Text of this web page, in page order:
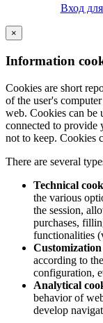
Вход
×
Information
Cookies are short
of the user's
web. Cookies can be
connected to provide
not to keep. Cookies
There are several
Technical
the various
the session,
purchases,
functionalities
Customization
according to
configuration,
Analytical
behavior of
develop